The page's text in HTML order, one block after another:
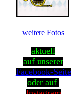
weitere Fotos
aktuell
auf unserer
Facebook-Seite
oder auf